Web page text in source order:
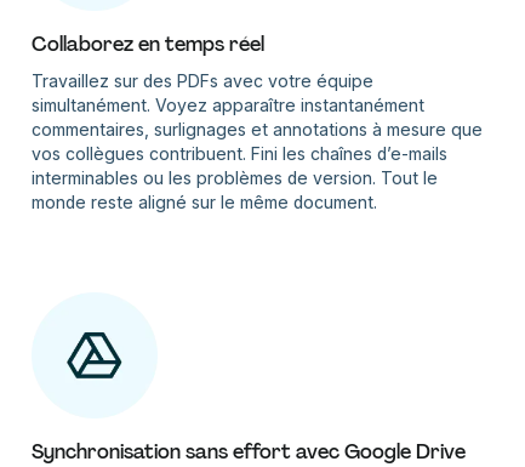
Collaborez en temps réel
Travaillez sur des PDFs avec votre équipe
simultanément. Voyez apparaître instantanément
commentaires, surlignages et annotations à mesure que
vos collègues contribuent. Fini les chaînes d’e-mails
interminables ou les problèmes de version. Tout le
monde reste aligné sur le même document.
Synchronisation sans effort avec Google Drive